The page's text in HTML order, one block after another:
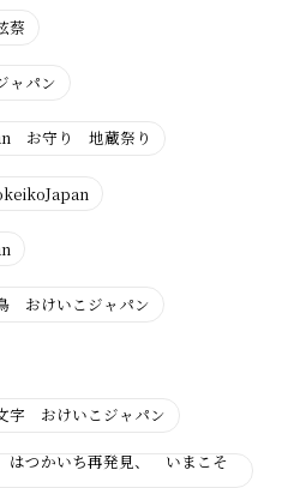
蔡
パン
お守り 地蔵祭り
けいこジャパン
おけいこジャパン
はつかいち再発見、 いまこそ